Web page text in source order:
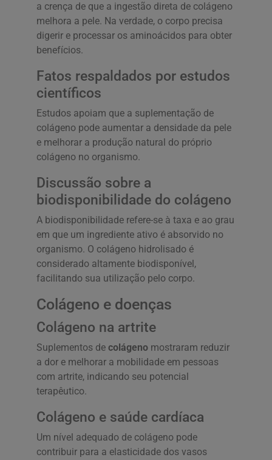
a crença de que a ingestão direta de colágeno
melhora a pele. Na verdade, o corpo precisa
digerir e processar os aminoácidos para obter
benefícios.
Fatos respaldados por estudos
científicos
Estudos apoiam que a suplementação de
colágeno pode aumentar a densidade da pele
e melhorar a produção natural do próprio
colágeno no organismo.
Discussão sobre a
biodisponibilidade do colágeno
A biodisponibilidade refere-se à taxa e ao grau
em que um ingrediente ativo é absorvido no
organismo. O colágeno hidrolisado é
considerado altamente biodisponível,
facilitando sua utilização pelo corpo.
Colágeno e doenças
Colágeno na artrite
Suplementos de colágeno mostraram reduzir
a dor e melhorar a mobilidade em pessoas
com artrite, indicando seu potencial
terapêutico.
Colágeno e saúde cardíaca
Um nível adequado de colágeno pode
contribuir para a elasticidade dos vasos